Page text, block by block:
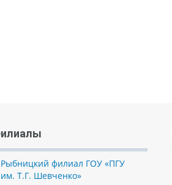
Рыбницкий филиал ГОУ «ПГУ
им. Т.Г. Шевченко»